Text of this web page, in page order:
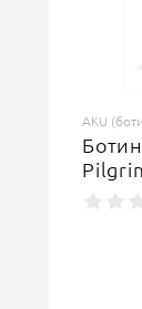
AKU